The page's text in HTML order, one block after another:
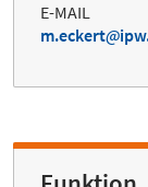
E-MAIL
m.eckert